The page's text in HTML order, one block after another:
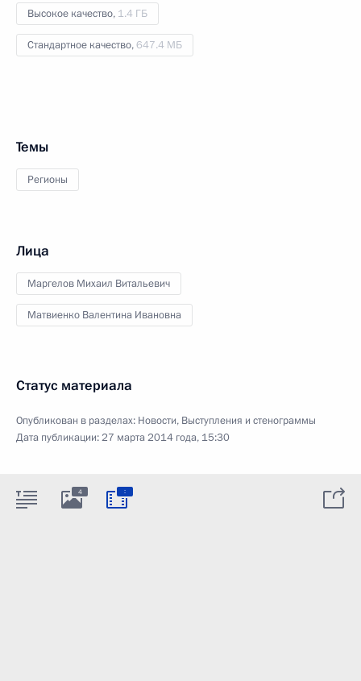
Высокое качество, 1.4 ГБ
Стандартное качество,647.4 МБ
Темы
Регионы
Лица
Маргелов Михаил Витальевич
Матвиенко Валентина Ивановна
Статус материала
Опубликован в разделах: Новости, Выступления и стенограммы
Дата публикации:27 марта 2014 года, 15:30
4 :